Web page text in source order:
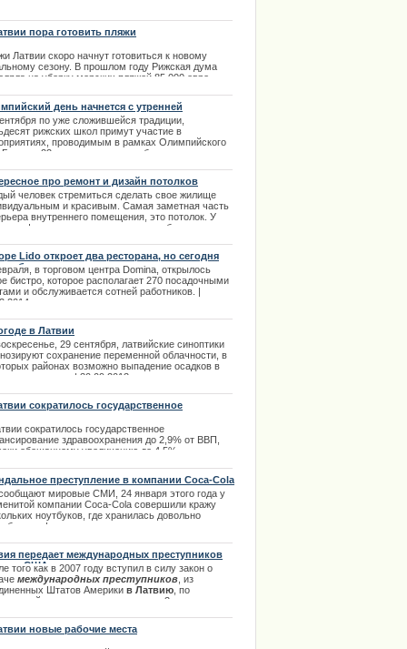
пора готовить пляжи
Латвии скоро начнут готовиться к новому
сезону. В прошлом году Рижская дума
на уборку морских пляжей 85 000 евро.
день начнется с утренней
по уже сложившейся традиции,
рижских школ примут участие в
проводимым в рамках Олимпийского
Больше 22 тысяч школьников будут заниматься
про ремонт и дизайн потолков
человек стремиться сделать свое жилище
и красивым. Самая заметная часть
внутреннего помещения, это потолок. У
оформленного потолка должно быть
Lido откроет два ресторана, но сегодня
бистро
в торговом центра Domina, открылось
бистро, которое располагает 270 посадочными
и обслуживается сотней работников. |
в Латвии
29 сентября, латвийские синоптики
сохранение переменной облачности, в
районах возможно выпадение осадков в
града и дождя. | 30.09.2013
сократилось государственное
здравоохранения
сократилось государственное
здравоохранения до 2,9% от ВВП,
обещанному увеличению до 4,5%.
преступление в компании Coca-Cola
мировые СМИ, 24 января этого года у
компании Coca-Cola совершили кражу
ноутбуков, где хранилась довольно
информация раскрывающая массу
передает международных преступников
в США.
того как в 2007 году вступил в силу закон о
международных преступников , из
Штатов Америки в Латвию , по
данным, поступало всего 3
новые рабочие места